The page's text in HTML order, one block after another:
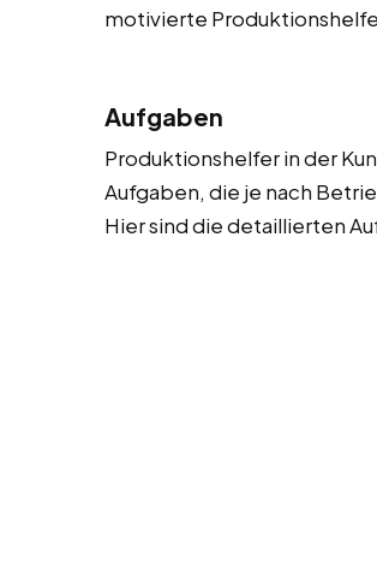
motivierte
Aufgaben
Produktionshelfer in der
Aufgaben, die je nach
Hier sind die detaillierten